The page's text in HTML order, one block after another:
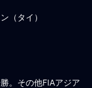
（タイ）
。その他FIAアジア